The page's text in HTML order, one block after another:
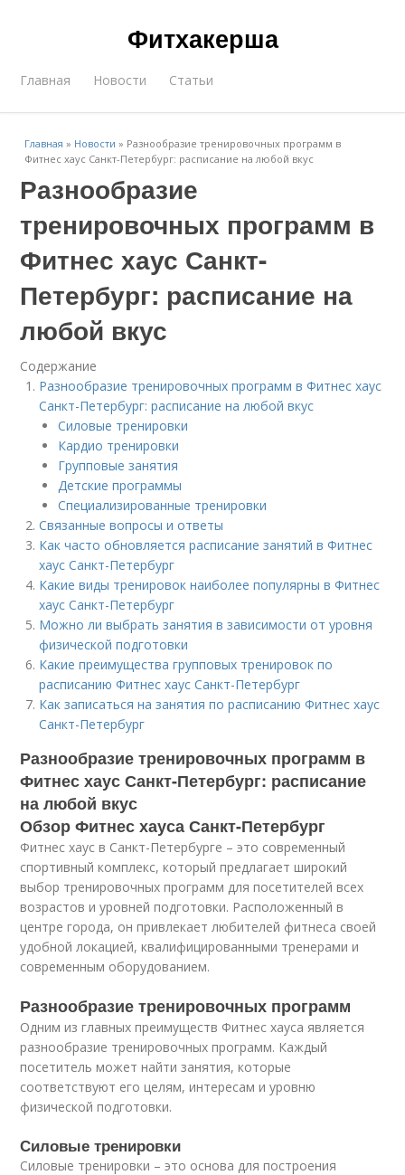
Фитхакерша
Главная Новости Статьи
Главная » Новости » Разнообразие тренировочных программ в
Фитнес хаус Санкт-Петербург: расписание на любой вкус
Разнообразие
тренировочных программ в
Фитнес хаус Санкт-
Петербург: расписание на
любой вкус
Содержание
Разнообразие тренировочных программ в Фитнес хаус
Санкт-Петербург: расписание на любой вкус
Силовые тренировки
Кардио тренировки
Групповые занятия
Детские программы
Специализированные тренировки
Связанные вопросы и ответы
Как часто обновляется расписание занятий в Фитнес
хаус Санкт-Петербург
Какие виды тренировок наиболее популярны в Фитнес
хаус Санкт-Петербург
Можно ли выбрать занятия в зависимости от уровня
физической подготовки
Какие преимущества групповых тренировок по
расписанию Фитнес хаус Санкт-Петербург
Как записаться на занятия по расписанию Фитнес хаус
Санкт-Петербург
Разнообразие тренировочных программ в
Фитнес хаус Санкт-Петербург: расписание
на любой вкус
Обзор Фитнес хауса Санкт-Петербург
Фитнес хаус в Санкт-Петербурге – это современный
спортивный комплекс, который предлагает широкий
выбор тренировочных программ для посетителей всех
возрастов и уровней подготовки. Расположенный в
центре города, он привлекает любителей фитнеса своей
удобной локацией, квалифицированными тренерами и
современным оборудованием.
Разнообразие тренировочных программ
Одним из главных преимуществ Фитнес хауса является
разнообразие тренировочных программ. Каждый
посетитель может найти занятия, которые
соответствуют его целям, интересам и уровню
физической подготовки.
Силовые тренировки
Силовые тренировки – это основа для построения